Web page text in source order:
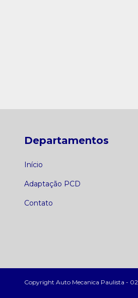
Departamentos
Início
Adaptação PCD
Contato
Copyright Auto Mecanica Paulista -